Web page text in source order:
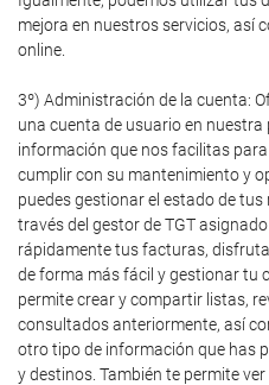
mejora en nuestros servicios, así
online.
3º) Administración de la cuenta:
una cuenta de usuario en
información que nos facilitas
cumplir con su mantenimiento y
puedes gestionar el estado de
través del gestor de TGT
rápidamente tus facturas,
de forma más fácil y gestionar tu
permite crear y compartir listas,
consultados anteriormente, así
otro tipo de información que has
y destinos. También te permite